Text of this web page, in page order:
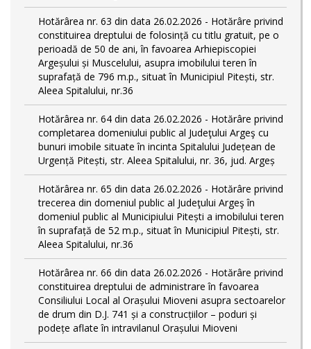
Hotărârea nr. 63 din data 26.02.2026 - Hotărâre privind
constituirea dreptului de folosință cu titlu gratuit, pe o
perioadă de 50 de ani, în favoarea Arhiepiscopiei
Argeșului și Muscelului, asupra imobilului teren în
suprafață de 796 m.p., situat în Municipiul Pitești, str.
Aleea Spitalului, nr.36
Hotărârea nr. 64 din data 26.02.2026 - Hotărâre privind
completarea domeniului public al Judeţului Argeş cu
bunuri imobile situate în incinta Spitalului Județean de
Urgență Pitești, str. Aleea Spitalului, nr. 36, jud. Argeș
Hotărârea nr. 65 din data 26.02.2026 - Hotărâre privind
trecerea din domeniul public al Judeţului Argeş în
domeniul public al Municipiului Pitești a imobilului teren
în suprafață de 52 m.p., situat în Municipiul Pitești, str.
Aleea Spitalului, nr.36
Hotărârea nr. 66 din data 26.02.2026 - Hotărâre privind
constituirea dreptului de administrare în favoarea
Consiliului Local al Orașului Mioveni asupra sectoarelor
de drum din D.J. 741 și a construcțiilor – poduri și
podețe aflate în intravilanul Orașului Mioveni